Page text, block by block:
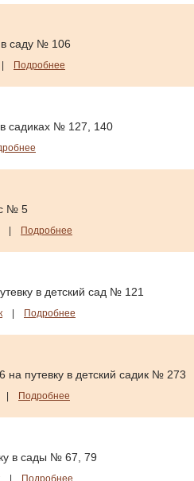
саду № 106
Подробнее
садиках № 127, 140
№ 5
Подробнее
в детский сад № 121
Подробнее
путевку в детский садик № 273
Подробнее
в сады № 67, 79